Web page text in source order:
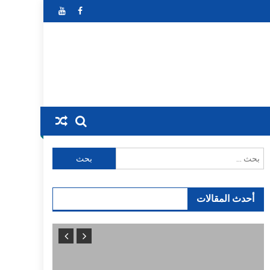
عن:
أحدث المقالات